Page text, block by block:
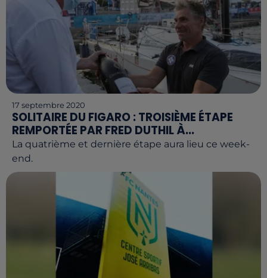
17 septembre 2020
SOLITAIRE DU FIGARO : TROISIÈME ÉTAPE
REMPORTÉE PAR FRED DUTHIL À...
La quatrième et dernière étape aura lieu ce week-
end.